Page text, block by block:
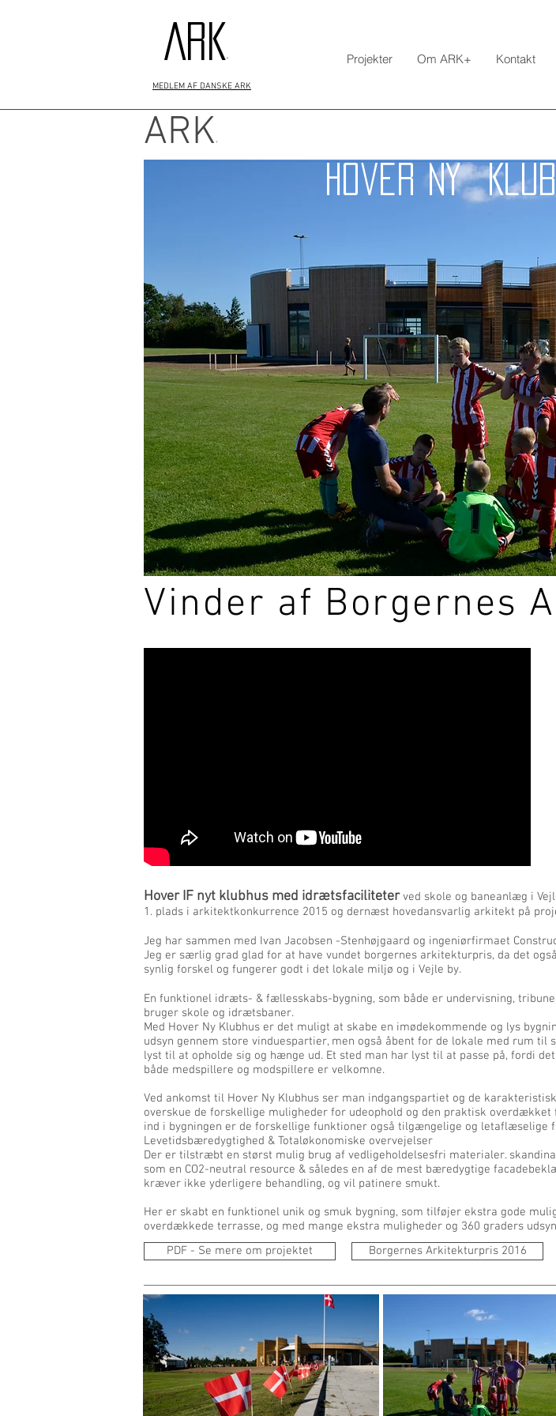
ARK +
MEDLEM AF DANSKE ARK
Projekter Om ARK+ Kontakt
ARK +
Hover ny
Vinder af Borgernes
Hover IF nyt klubhus med idrætsfaciliteterved skole og baneanlæg i
1. plads i arkitektkonkurrence 2015 og dernæst hovedansvarlig arkitekt på
Jeg har sammen med Ivan Jacobsen -Stenhøjgaard og ingeniørfirmaet
Jeg er særlig grad glad for at have vundet borgernes arkitekturpris, da det
synlig forskel og fungerer godt i det lokale miljø og i Vejle by.
En funktionel idræts- & fællesskabs-bygning, som både er undervisning,
bruger skole og idrætsbaner.
Med Hover Ny Klubhus er det muligt at skabe en imødekommende og lys
udsyn gennem store vinduespartier, men også åbent for de lokale med rum
lyst til at opholde sig og hænge ud. Et sted man har lyst til at passe på, fordi
både medspillere og modspillere er velkomne.
Ved ankomst til Hover Ny Klubhus ser man indgangspartiet og de
overskue de forskellige muligheder for udeophold og den praktisk
ind i bygningen er de forskellige funktioner også tilgængelige og letaflæselige
Levetidsbæredygtighed & Totaløkonomiske overvejelser
Der er tilstræbt en størst mulig brug af vedligeholdelsesfri materialer.
som en CO2-neutral resource & således en af de mest bæredygtige
kræver ikke yderligere behandling, og vil patinere smukt.
Her er skabt en funktionel unik og smuk bygning, som tilføjer ekstra gode
overdækkede terrasse, og med mange ekstra muligheder og 360 graders
PDF - Se mere om projektet
Borgernes Arkitekturpris 2016